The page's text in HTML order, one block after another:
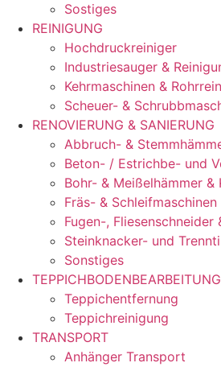
Sostiges
REINIGUNG
Hochdruckreiniger
Industriesauger &
Kehrmaschinen &
Scheuer- &
RENOVIERUNG & SANIERUNG
Abbruch- &
Beton- / Estrichbe- und
Bohr- & Meißelhämmer &
Fräs- & Schleifmaschinen
Fugen-,
Steinknacker- und
Sonstiges
TEPPICHBODENBEARBEITUNG
Teppichentfernung
Teppichreinigung
TRANSPORT
Anhänger Transport